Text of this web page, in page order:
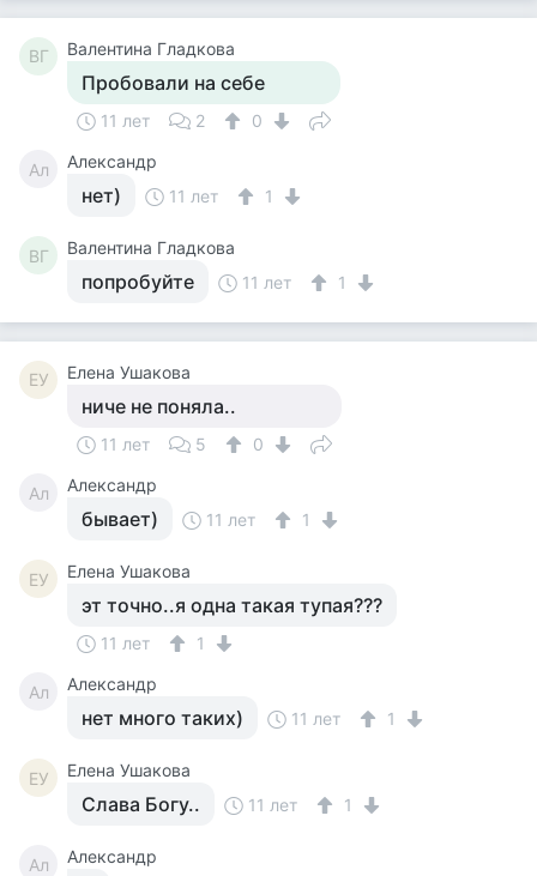
ВГ Валентина Гладкова
Пробовали на себе
11 лет 2 0
Ал Александр
нет) 11 лет 1
ВГ Валентина Гладкова
попробуйте 11 лет 1
ЕУ Елена Ушакова
ниче не поняла..
11 лет 5 0
Ал Александр
бывает) 11 лет 1
ЕУ Елена Ушакова
эт точно..я одна такая тупая???
11 лет 1
Ал Александр
нет много таких) 11 лет 1
ЕУ Елена Ушакова
Слава Богу.. 11 лет 1
Ал Александр